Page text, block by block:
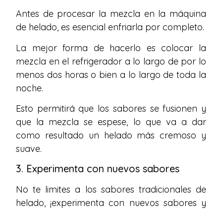
Antes de procesar la mezcla en la máquina
de helado, es esencial enfriarla por completo.
La mejor forma de hacerlo es colocar la
mezcla en el refrigerador a lo largo de por lo
menos dos horas o bien a lo largo de toda la
noche.
Esto permitirá que los sabores se fusionen y
que la mezcla se espese, lo que va a dar
como resultado un helado más cremoso y
suave.
3. Experimenta con nuevos sabores
No te limites a los sabores tradicionales de
helado, ¡experimenta con nuevos sabores y